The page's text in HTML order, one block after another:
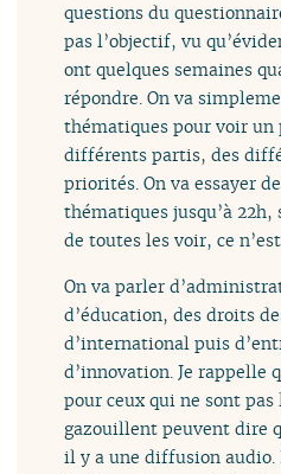
questions du
pas l’objectif, vu
ont quelques semaines
répondre. On va
thématiques pour voir
différents partis, des
priorités. On va essayer
thématiques jusqu’à 22h,
de toutes les voir, ce
On va parler
d’éducation, des droits
d’international puis
d’innovation. Je rappelle
pour ceux qui ne sont pas
gazouillent peuvent dire
il y a une diffusion